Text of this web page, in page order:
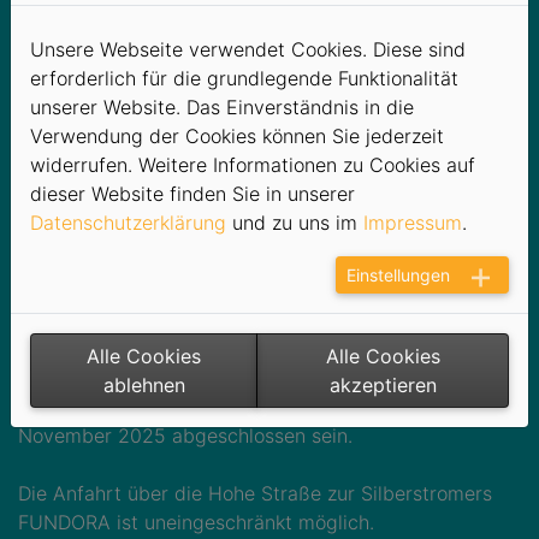
Havariebeseitigung
Filzteichstraße - Update
(24.10.2025)
Die Arbeiten an der Versorgungsstelle August-Bebel-
Straße / Filzteichstraße, die aufgrund einer Leckage
notwendig wurden, dauern weiterhin an. Ursprünglich
war geplant, die Baumaßnahmen innerhalb eines
Aufgrund unerwarteter technischer Schwierigkeiten
sowie der örtlichen Gegebenheiten verzögern sich die
Arbeiten jedoch und werden voraussichtlich bis zum 14.
November 2025 abgeschlossen sein.
Die Anfahrt über die Hohe Straße zur Silberstromers
FUNDORA ist uneingeschränkt möglich.
Unsere Webseite verwendet Cookies. Diese sind
erforderlich für die grundlegende Funktionalität
unserer Website. Das Einverständnis in die
Verwendung der Cookies können Sie jederzeit
widerrufen. Weitere Informationen zu Cookies auf
dieser Website finden Sie in unserer
Datenschutzerklärung und zu uns im Impressum.
Einstellungen
Alle Cookies
ablehnen
Alle Cookies
akzeptieren